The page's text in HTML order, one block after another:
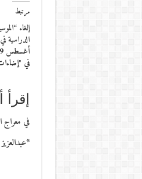
مرتبط
إلغاء
أغسطس 29, 2014
في
إقرأ
في معراج